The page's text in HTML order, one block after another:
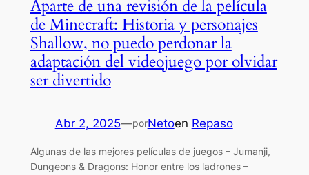
Aparte de una revisión de la película
de Minecraft: Historia y personajes
Shallow, no puedo perdonar la
adaptación del videojuego por olvidar
ser divertido
Abr 2, 2025—porNetoen Repaso
Algunas de las mejores películas de juegos – Jumanji,
Dungeons & Dragons: Honor entre los ladrones –